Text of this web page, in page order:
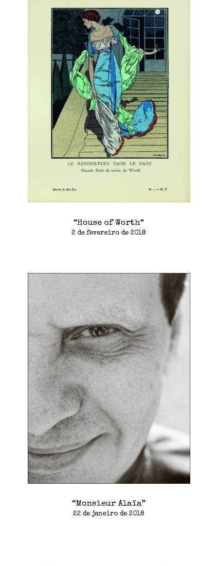
“House of Worth“
2 de fevereiro de 2018
“Monsieur Alaïa”
22 de janeiro de 2018